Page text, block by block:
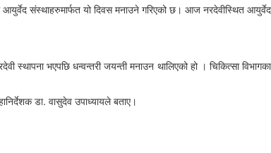
आयुर्वेद संस्थाहरुमार्फत यो दिवस मनाउने गरिएको छ। आज नरदेवीस्थित आयुर्वेद
स्थापना भएपछि धन्वन्तरी जयन्ती मनाउन थालिएको हो । चिकित्सा विभागका
डा. वासुदेव उपाध्यायले बताए।